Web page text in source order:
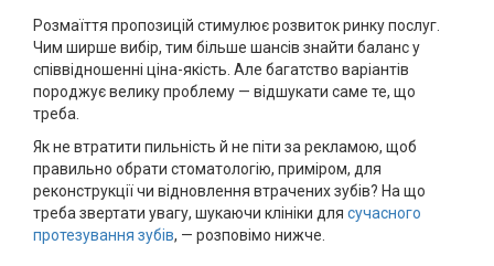
Розмаїття пропозицій стимулює розвиток ринку послуг.
Чим ширше вибір, тим більше шансів знайти баланс у
співвідношенні ціна-якість. Але багатство варіантів
породжує велику проблему — відшукати саме те, що
треба.
Як не втратити пильність й не піти за рекламою, щоб
правильно обрати стоматологію, приміром, для
реконструкції чи відновлення втрачених зубів? На що
треба звертати увагу, шукаючи клініки для сучасного
протезування зубів, — розповімо нижче.